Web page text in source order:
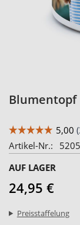
Blumentopf
Artikel-Nr.
AUF LAGER
24,95 €
Preisstaffelung
Anfang
Bildergalerie
springen